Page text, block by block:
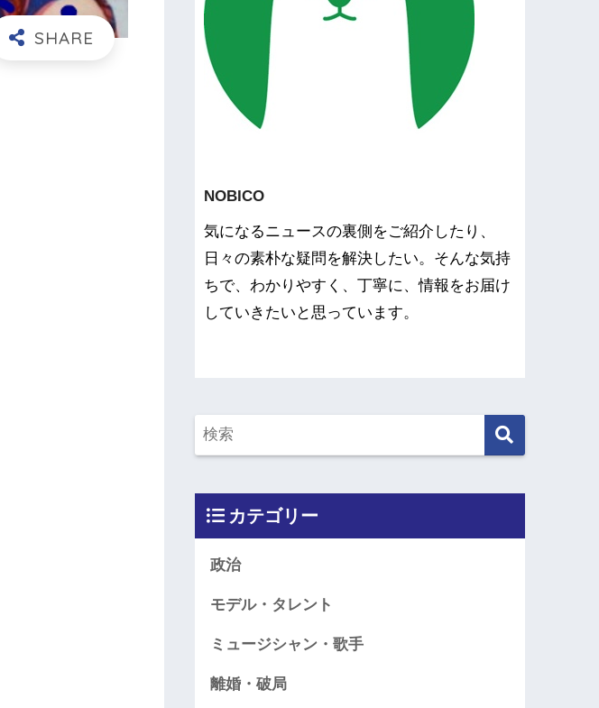
NOBICO
気になるニュースの裏側をご紹介したり、
日々の素朴な疑問を解決したい。そんな気持
ちで、わかりやすく、丁寧に、情報をお届け
していきたいと思っています。
カテゴリー
政治
モデル・タレント
ミュージシャン・歌手
離婚・破局